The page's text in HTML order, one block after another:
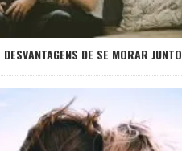
DE SE MORAR JUNTO